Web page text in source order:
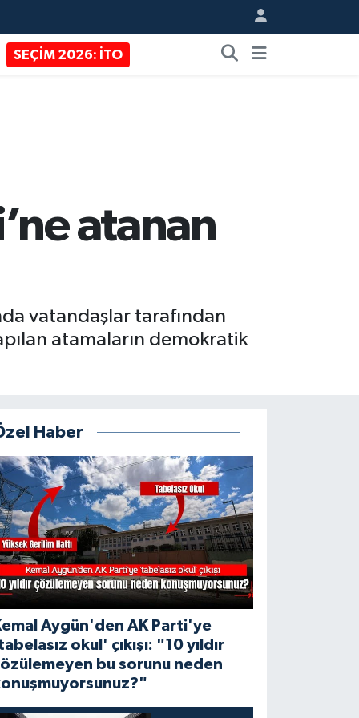
SEÇİM 2026: İTO
atanan
vatandaşlar tarafından
atamaların demokratik
Haber
Aygün'den AK Parti'ye
okul' çıkışı: "10 yıldır
bu sorunu neden